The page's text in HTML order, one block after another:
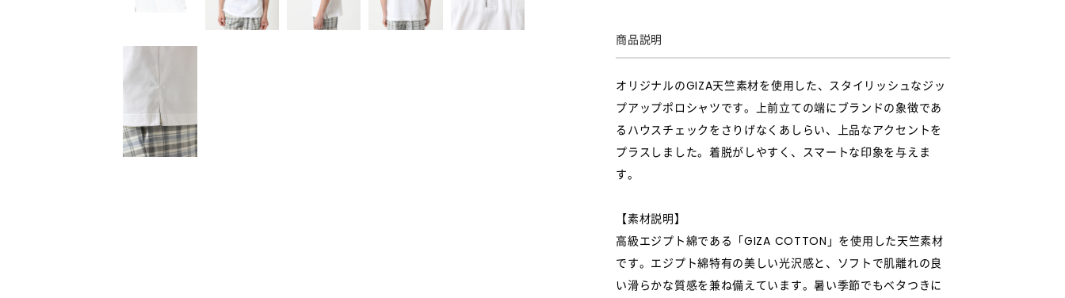
商品説明
オリジナルのGIZA天竺素材を使用した、スタイリッシュなジッ
プアップポロシャツです。上前立ての端にブランドの象徴であ
るハウスチェックをさりげなくあしらい、上品なアクセントを
プラスしました。着脱がしやすく、スマートな印象を与えま
す。
【素材説明】
高級エジプト綿である「GIZA COTTON」を使用した天竺素材
です。エジプト綿特有の美しい光沢感と、ソフトで肌離れの良
い滑らかな質感を兼ね備えています。暑い季節でもベタつきに